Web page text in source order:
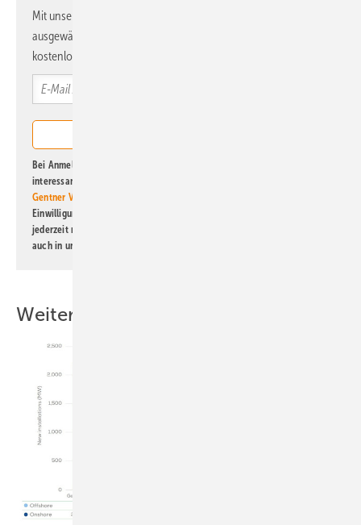
Mit unserem Newsletter erhalten Sie regelmäßig von uns
ausgewählte Informationen und Neuigkeiten, gebündelt und
kostenlos direkt ins Postfach.
Bei Anmeldung zu diesem Newsletter bin ich damit einverstanden, über
interessante Verlags- und Online-Angebote
Gentner Verlag GmbH & Co. KG
Einwilligung kann ich jederzeit widerrufen und eine Abmeldung ist
jederzeit möglich. Informationen zum Umgang mit Daten finden Sie
auch in unserer
Weitere Inhalte